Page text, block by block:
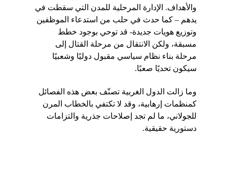
والأهداف. الإدارة المرحلية للمدن التي سقطت في
يدهم – كما حدث في حلب من استدعاء الموظفين
وتوزيع هويات جديدة- قد توحي بوجود خطط
مسبقة، ولكن الانتقال من مرحلة القتال إلى
مرحلة بناء نظام سياسي مقبول دوليًا وشعبيًا
سيكون تحديًا صعبًا.
وما زالت الدول الغربية تصنّف بعض هذه الفصائل
كمنظمات إرهابية، وقد لا تكتفي بالخطاب المرن
للجولاني، ما لم تجد إصلاحات جذرية والتزامات
دستورية حقيقية.